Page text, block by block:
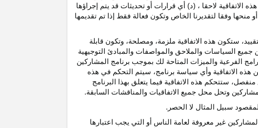
لاحقا ، (د) أي قرارات أو تحديثات قد يتم إجراؤها
منحها وفقا لتقديرنا الخاص وتكون فعالة فقط إذا تم تقديمها
ستكون هذه الاتفاقية ملزمة، ومصلحة، وتكون قابلة
جميع السياسات والملاحق والمواصفات والمبادئ التوجيهية
الفرعية والميزات المتاحة لك بموجب برنامج المشاركين
الاتفاقية وأي سياسة برنامج، سيتم التحكم في هذه
ستتحكم هذه الاتفاقية فيما يتعلق بهذا البرنامج
وتحل محل جميع الاتفاقيات والمناقشات السابقة.
سبيل المثال لا الحصر.
غير معروفة لعامة الناس أو التي يجب اعتبارها